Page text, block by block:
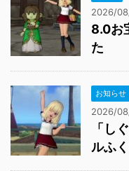
2026/
8.0お
た
お知らせ
2026/
「し
ルふ